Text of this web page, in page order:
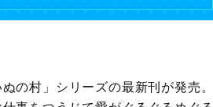
の村」シリーズの最新刊が発売。